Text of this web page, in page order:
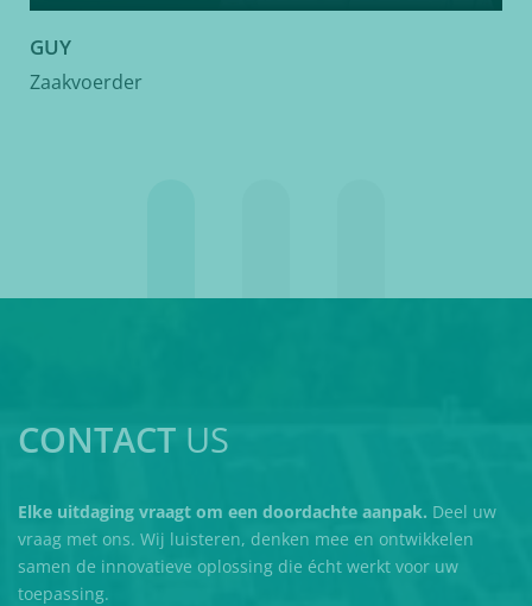
GUY
Zaakvoerder
CONTACT US
Elke uitdaging vraagt om een doordachte aanpak. Deel uw
vraag met ons. Wij luisteren, denken mee en ontwikkelen
samen de innovatieve oplossing die écht werkt voor uw
toepassing.